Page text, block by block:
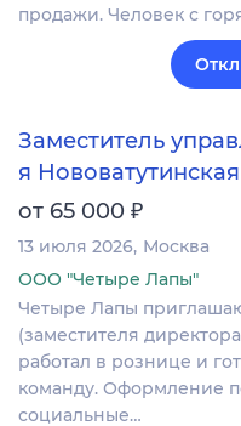
продажи. Человек с
Заместитель
я
от 65 000 ₽
13 июля 2026 Москва
ООО "Четыре Лапы"
Четыре Лапы
(заместителя
работал в рознице и
команду. Оформление
социальные…